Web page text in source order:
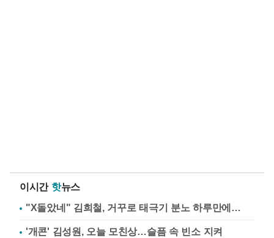
이시간 핫뉴스
"X돌았네" 김희철, 거꾸로 태극기 분노 하루만에…
'개콘' 김성원, 오늘 모친상…슬픔 속 빈소 지켜